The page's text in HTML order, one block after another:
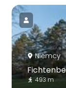
Niemcy
493 m